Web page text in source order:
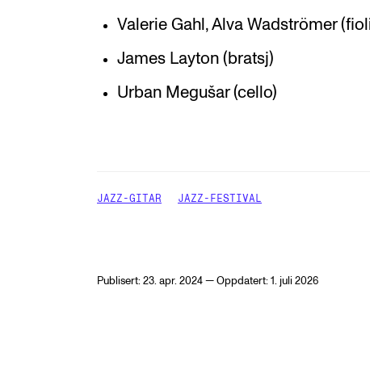
Valerie Gahl, Alva Wadströmer
James Layton (bratsj)
Urban Megušar (cello)
JAZZ-GITAR JAZZ-FESTIVAL
Publisert: 23. apr. 2024 — Oppdatert: 1. juli 2026